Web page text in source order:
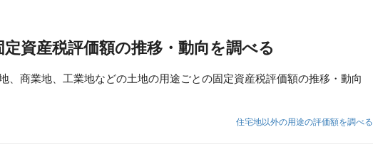
定資産税評価額の推移・動向を調べる
、商業地、工業地などの土地の用途ごとの固定資産税評価額の推移・動向
住宅地以外の用途の評価額を調べる